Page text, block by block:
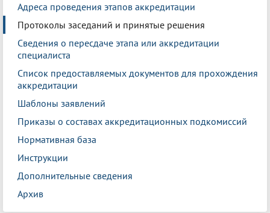
Адреса проведения этапов аккредитации
Протоколы заседаний и принятые решения
Сведения о пересдаче этапа или аккредитации
специалиста
Список предоставляемых документов для прохождения
аккредитации
Шаблоны заявлений
Приказы о составах аккредитационных подкомиссий
Нормативная база
Инструкции
Дополнительные сведения
Архив